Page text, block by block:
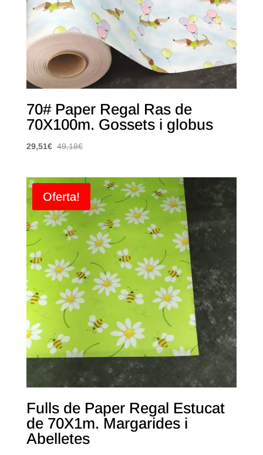
70# Paper Regal Ras de
70X100m. Gossets i globus
29,51€ 49,18€
Oferta!
Fulls de Paper Regal Estucat
de 70X1m. Margarides i
Abelletes